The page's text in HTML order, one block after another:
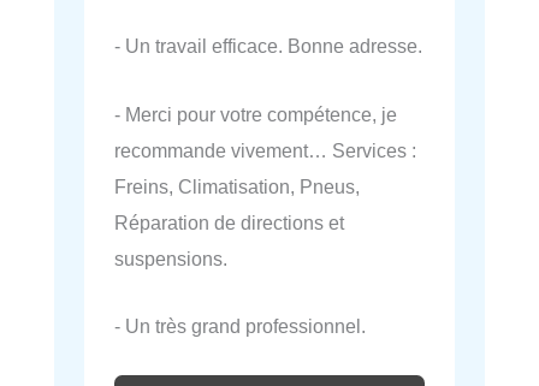
- Un travail efficace. Bonne adresse.
- Merci pour votre compétence, je
recommande vivement… Services :
Freins, Climatisation, Pneus,
Réparation de directions et
suspensions.
- Un très grand professionnel.